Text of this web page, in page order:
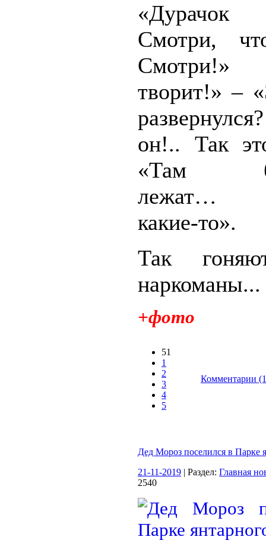
«Дурачок
Смотри,
творит!» –
он!.. Так
«Там
лежат…
какие-то».
Так
наркоманы...
+фото
51
1
2
3
4
5
Комментарии
Дед Мороз поселился в Парке
21-11-2019 | Раздел: Главная
2540